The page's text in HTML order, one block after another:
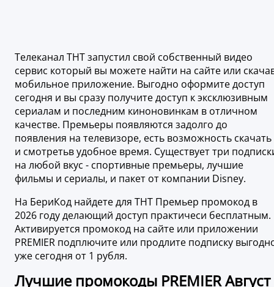
Телеканал ТНТ запустил свой собственный видео
сервис который вы можете найти на сайте или
мобильное приложение. Выгодно оформите доступ
сегодня и вы сразу получите доступ к эксклюзивным
сериалам и последним киноновинкам в отличном
качестве. Премьеры появляются задолго до
появления на телевизоре, есть возможность скачать
и смотретьв удобное время. Существует три
на любой вкус - спортивные премьеры, лучшие
фильмы и сериалы, и пакет от компании Disney.
На БериКод найдете для ТНТ Премьер промокод в
2026 году делающий доступ практичеси бесплатным.
Активируется промокод на сайте или приложении
PREMIER подплючите или продлите подписку
уже сегодня от 1 рубля.
Лучшие промокоды PREMIER Август